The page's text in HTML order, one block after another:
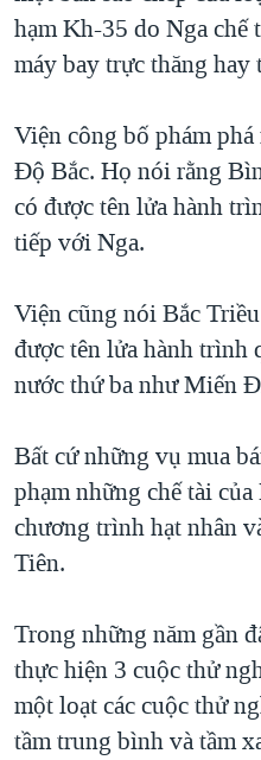
hạm Kh-35 do Nga chế
máy bay trực thăng hay
Viện công bố phám
Độ Bắc. Họ nói rằng
có được tên lửa hành
tiếp với Nga.
Viện cũng nói Bắc
được tên lửa hành trình
nước thứ ba như Miến
Bất cứ những vụ mua
phạm những chế tài
chương trình hạt nhân
Tiên.
Trong những năm gần
thực hiện 3 cuộc thử
một loạt các cuộc thử
tầm trung bình và tầm